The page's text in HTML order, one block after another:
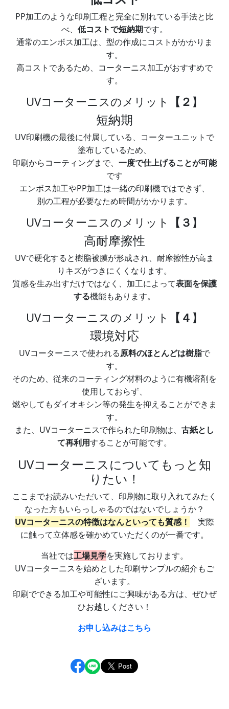
PP加工のような印刷工程と完全に別れている手法と比
べ、 低コストで短納期です。
​通常のエンボス加工は、型の作成にコストがかかりま
す。
高コストであるため、コーターニス加工がおすすめで
す。​
UVコーターニスのメリット 【２ 】
短納期
UV印刷機の最後に付属している、コーターユニットで
塗布しているため、
印刷からコーティングまで、 一度で仕上げることが可能
です
​エンボス加工やPP加工は一緒の印刷機ではできず、
別の工程が必要なため時間がかかります。
UVコーターニスのメリット 【３ 】
高耐摩擦性
UVで硬化すると樹脂被膜が形成され、耐摩擦性が高ま
りキズがつきにくくなります。​
質感を生み出すだけではなく、加工によって表面を保護
する機能もあります。
UVコーターニスのメリット 【４ 】
環境対応
UVコーターニスで使われる原料のほとんどは樹脂で
す。​
そのため、従来のコーティング材料のように有機溶剤を
使用しておらず、
燃やしてもダイオキシン等の発生を抑えることができま
す。​
また、UVコーターニスで作られた印刷物は、 古紙とし
て再利用することが可能です。
UVコーターニスについてもっと知
りたい！
ここまでお読みいただいて、印刷物に取り入れてみたく
なった方もいらっしゃるのではないでしょうか？
UVコーターニスの特徴はなんといっても質感！
実際
に触って立体感を確かめていただくのが一番です。
当社では工場見学を実施しております。
UVコーターニスを始めとした印刷サンプルの紹介もご
ざいます。
印刷でできる加工や可能性にご興味がある方は、ぜひぜ
ひお越しください！
お申し込みはこちら